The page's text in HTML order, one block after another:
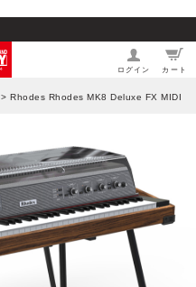
ログイン カート
> Rhodes Rhodes MK8 Deluxe FX MIDI